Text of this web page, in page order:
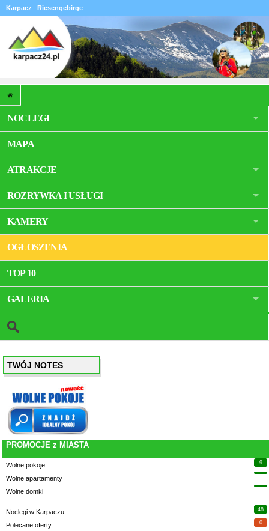
Karpacz Riesengebirge
NOCLEGI
MAPA
ATRAKCJE
ROZRYWKA I USŁUGI
KAMERY
OGŁOSZENIA
TOP 10
GALERIA
TWÓJ NOTES
PROMOCJE z MIASTA
Wolne pokoje 9
Wolne apartamenty
Wolne domki
Noclegi w Karpaczu 48
Polecane oferty 0